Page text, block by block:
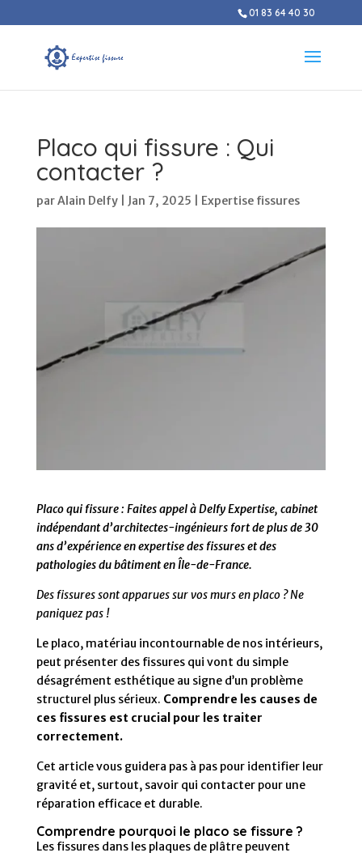
01 83 64 40 30
Placo qui fissure : Qui
contacter ?
parAlain Delfy| Jan 7, 2025 Expertise fissures
Placo qui fissure : Faites appel à Delfy Expertise, cabinet
indépendant d’architectes-ingénieurs fort de plus de 30
ans d’expérience en expertise des fissures et des
pathologies du bâtiment en Île-de-France.
Des fissures sont apparues sur vos murs en placo ? Ne
paniquez pas !
Le placo, matériau incontournable de nos intérieurs,
peut présenter des fissures qui vont du simple
désagrément esthétique au signe d’un problème
structurel plus sérieux. Comprendre les causes de
ces fissures est crucial pour les traiter
correctement.
Cet article vous guidera pas à pas pour identifier leur
gravité et, surtout, savoir qui contacter pour une
réparation efficace et durable.
Comprendre pourquoi le placo se fissure ?
Les fissures dans les plaques de plâtre peuvent